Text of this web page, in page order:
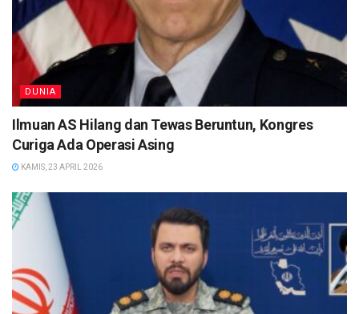
DUNIA
Ilmuan AS Hilang dan Tewas Beruntun, Kongres
Curiga Ada Operasi Asing
KAMIS, 23 APRIL 2026